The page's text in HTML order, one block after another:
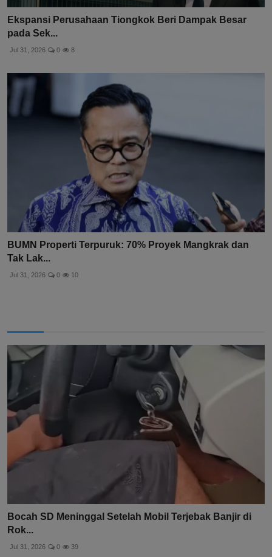
Ekspansi Perusahaan Tiongkok Beri Dampak Besar
pada Sek...
Jul 31, 2026 0 8
BUMN Properti Terpuruk: 70% Proyek Mangkrak dan
Tak Lak...
Jul 31, 2026 0 10
Bocah SD Meninggal Setelah Mobil Terjebak Banjir di
Rok...
Jul 31, 2026 0 39